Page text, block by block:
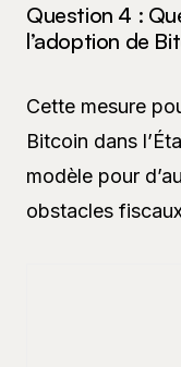
Question 4 :
l’adoption de
Cette mesure
Bitcoin dans
modèle pour
obstacles